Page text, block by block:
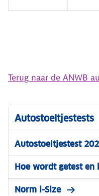
Terug naar de ANWB
Autostoeltjestests
Autostoeltjestest
Hoe wordt getest en
Norm i-Size